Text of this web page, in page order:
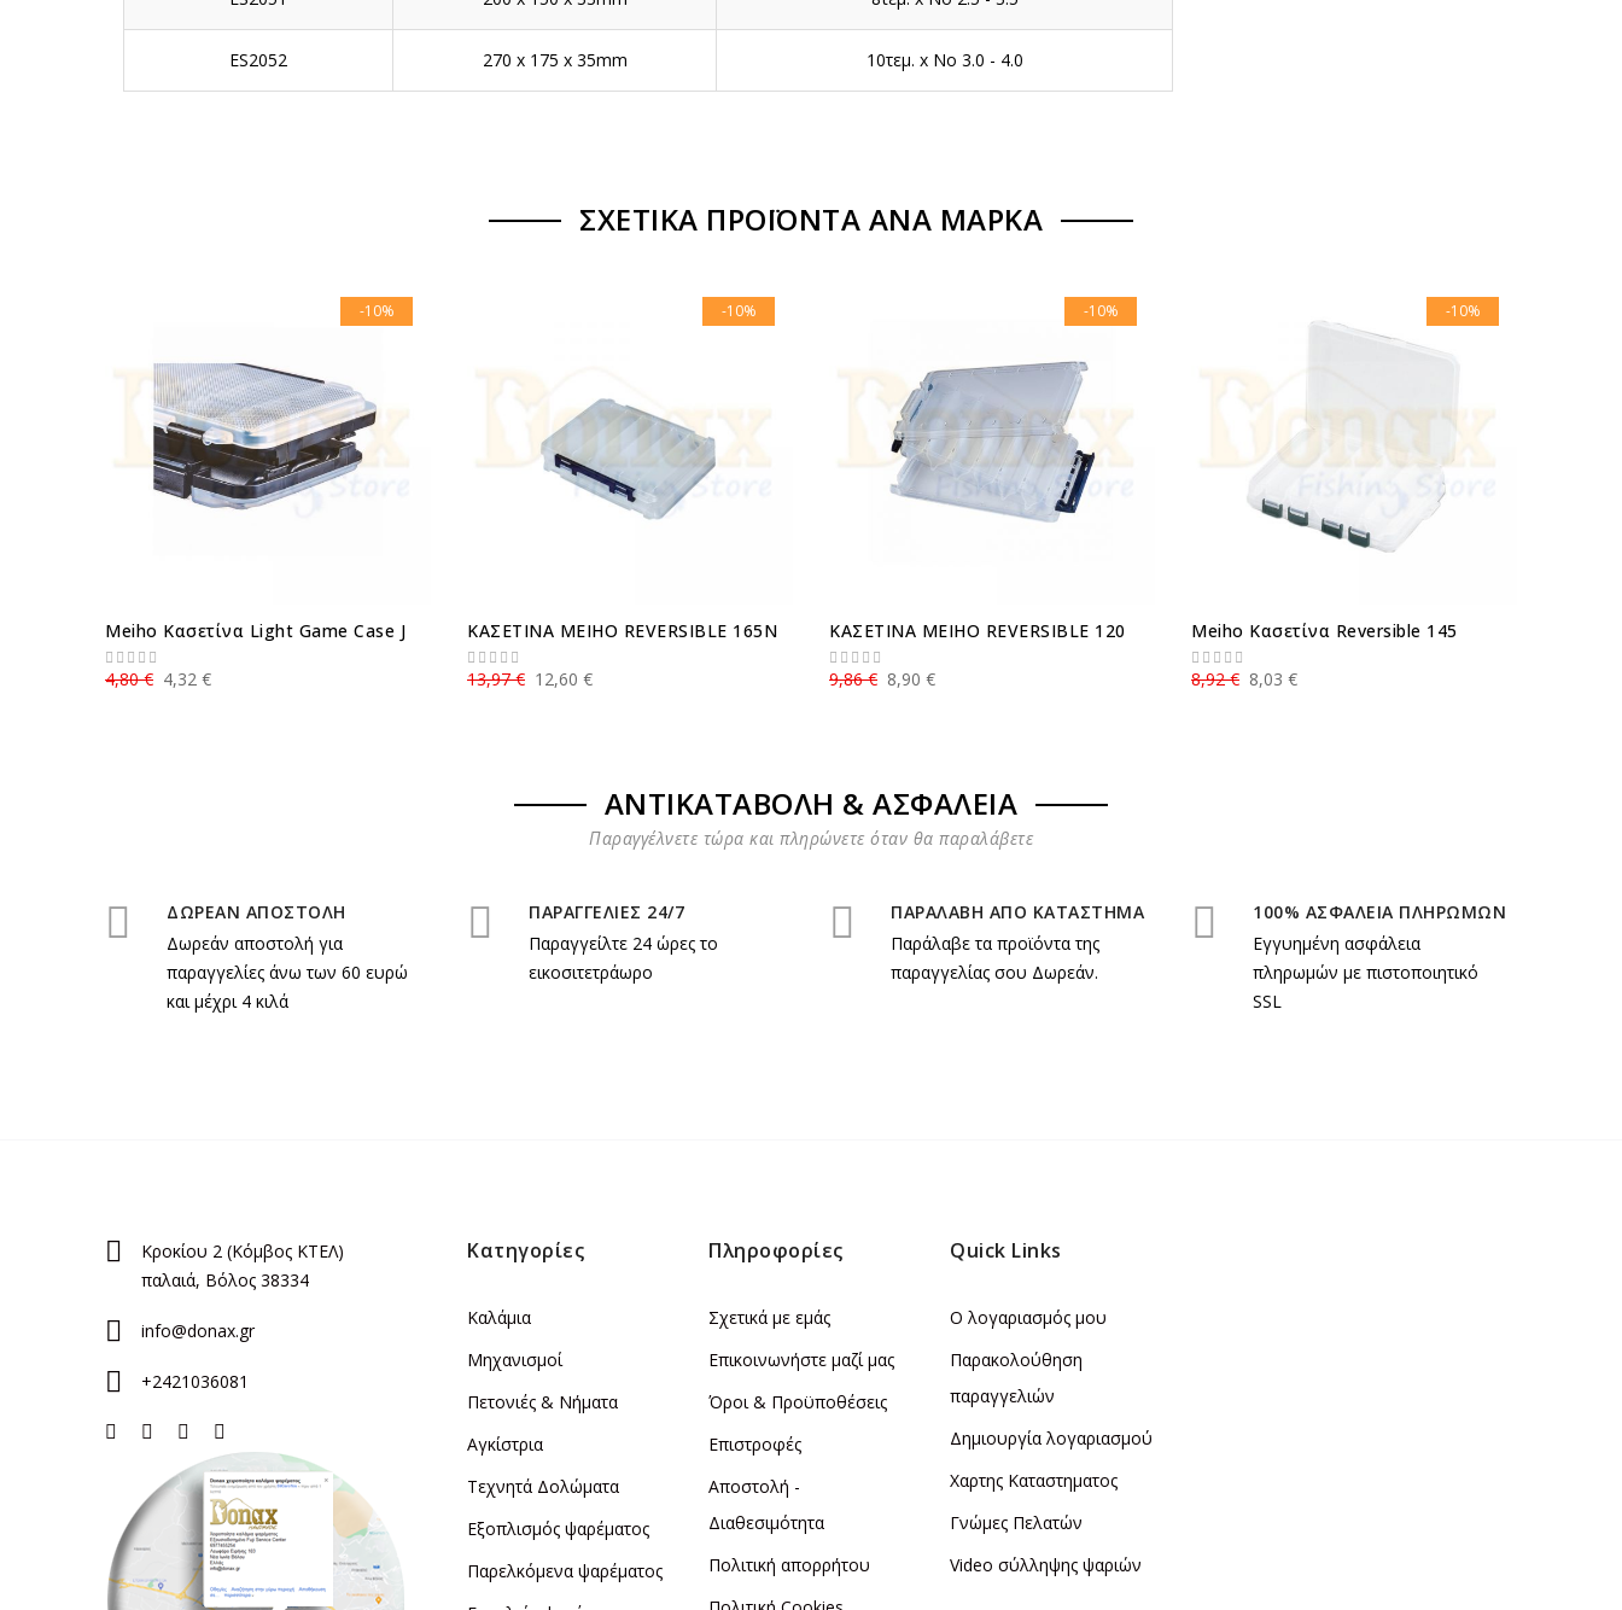
ES2052 270 x 175 x 35mm 10τεμ. x No 3.0 - 4.0
ΣΧΕΤΙΚΆ ΠΡΟΪΌΝΤΑ ΑΝΆ ΜΆΡΚΑ
-10%
Meiho Κασετίνα Light Game Case J
4,32 €
4,80 €
-10%
ΚΑΣΕΤΙΝΑ MEIHO REVERSIBLE 165N
12,60 €
13,97 €
-10%
ΚΑΣΕΤΙΝΑ MEIHO REVERSIBLE 120
8,90 €
9,86 €
-10%
Meiho Κασετίνα Reversible 145
8,03 €
8,92 €
ΑΝΤΙΚΑΤΑΒΟΛΗ & ΑΣΦΑΛΕΙΑ
Παραγγέλνετε τώρα και πληρώνετε όταν θα παραλάβετε
ΔΩΡΕΑΝ ΑΠΟΣΤΟΛΗ
Δωρεάν αποστολή για
παραγγελίες άνω των 60 ευρώ
και μέχρι 4 κιλά
ΠΑΡΑΓΓΕΛΙΕΣ 24/7
Παραγγείλτε 24 ώρες το
εικοσιτετράωρο
ΠΑΡΑΛΑΒΗ ΑΠΟ ΚΑΤΑΣΤΗΜΑ
Παράλαβε τα προϊόντα της
παραγγελίας σου Δωρεάν.
100% ΑΣΦΑΛΕΙΑ ΠΛΗΡΩΜΩΝ
Εγγυημένη ασφάλεια
πληρωμών με πιστοποιητικό
SSL
Κροκίου 2 (Κόμβος ΚΤΕΛ)
παλαιά, Βόλος 38334
info@donax.gr
+2421036081
Κατηγορίες
Καλάμια
Μηχανισμοί
Πετονιές & Νήματα
Αγκίστρια
Τεχνητά Δολώματα
Εξοπλισμός ψαρέματος
Παρελκόμενα ψαρέματος
Πληροφορίες
Σχετικά με εμάς
Επικοινωνήστε μαζί μας
Όροι & Προϋποθέσεις
Επιστροφές
Αποστολή -
Διαθεσιμότητα
Πολιτική απορρήτου
Quick Links
Ο λογαριασμός μου
Παρακολούθηση
παραγγελιών
Δημιουργία λογαριασμού
Χαρτης Καταστηματος
Γνώμες Πελατών
Video σύλληψης ψαριών